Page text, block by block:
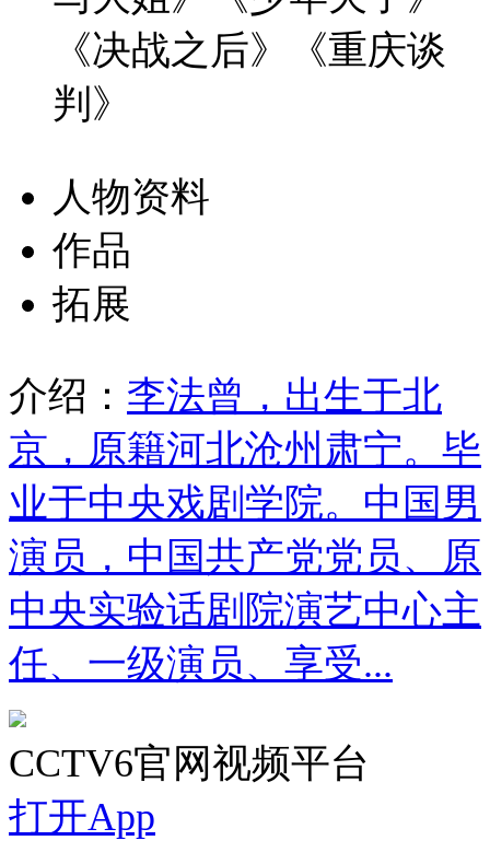
《决战之后》《重庆谈
判》
人物资料
作品
拓展
介绍： 李法曾，出生于北
京，原籍河北沧州肃宁。毕
业于中央戏剧学院。中国男
演员，中国共产党党员、原
中央实验话剧院演艺中心主
任、一级演员、享受...
CCTV6官网视频平台
打开App